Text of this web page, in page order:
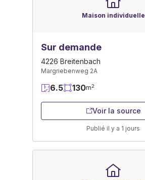
Maison individuelle
Sur demande
4226 Breitenbach
Margriebenweg 2A
6.5 130m2
Voir la source
Publié il y a 1 jours